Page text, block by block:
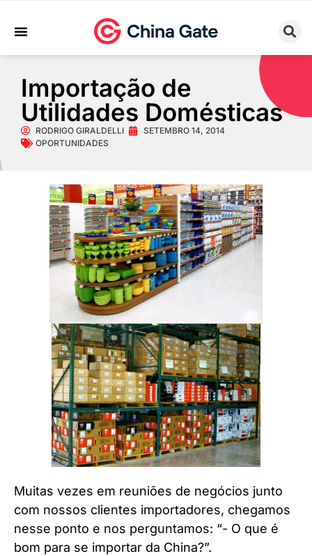
Importação de
Utilidades Domésticas
RODRIGO GIRALDELLI
SETEMBRO 14, 2014
OPORTUNIDADES
Muitas vezes em reuniões de negócios junto
com nossos clientes importadores, chegamos
nesse ponto e nos perguntamos: “- O que é
bom para se importar da China?”.